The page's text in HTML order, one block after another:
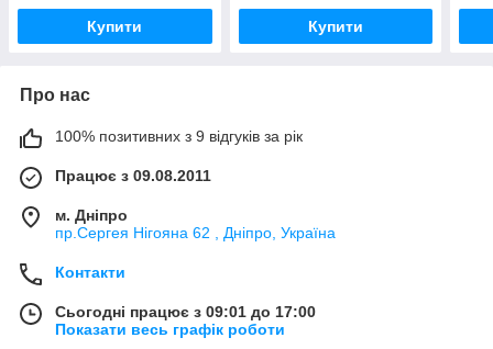
Купити Купити
Про нас
100% позитивних з 9 відгуків за рік
Працює з 09.08.2011
м. Дніпро
пр.Сергея Нігояна 62 , Дніпро, Україна
Контакти
Сьогодні працює з 09:01 до 17:00
Показати весь графік роботи